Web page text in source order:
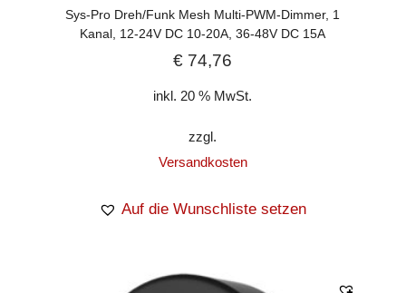
Sys-Pro Dreh/Funk Mesh Multi-PWM-Dimmer, 1
Kanal, 12-24V DC 10-20A, 36-48V DC 15A
€ 74,76
inkl. 20 % MwSt.
zzgl.
Versandkosten
Auf die Wunschliste setzen